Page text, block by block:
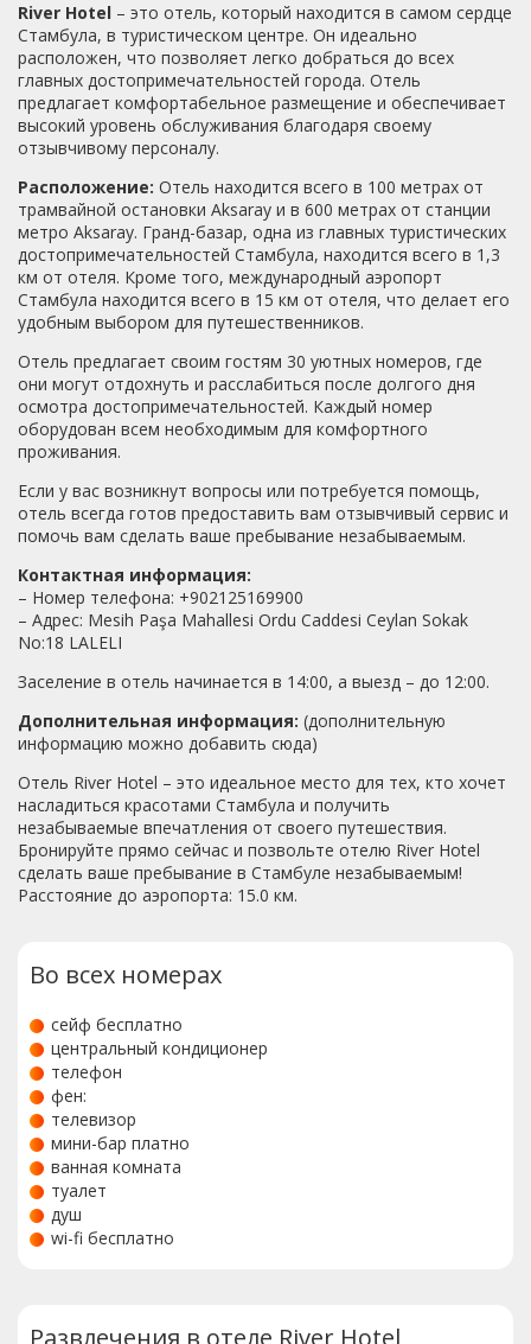
River Hotel – это отель, который находится в самом сердце
Стамбула, в туристическом центре. Он идеально
расположен, что позволяет легко добраться до всех
главных достопримечательностей города. Отель
предлагает комфортабельное размещение и обеспечивает
высокий уровень обслуживания благодаря своему
отзывчивому персоналу.
Расположение: Отель находится всего в 100 метрах от
трамвайной остановки Aksaray и в 600 метрах от станции
метро Aksaray. Гранд-базар, одна из главных туристических
достопримечательностей Стамбула, находится всего в 1,3
км от отеля. Кроме того, международный аэропорт
Стамбула находится всего в 15 км от отеля, что делает его
удобным выбором для путешественников.
Отель предлагает своим гостям 30 уютных номеров, где
они могут отдохнуть и расслабиться после долгого дня
осмотра достопримечательностей. Каждый номер
оборудован всем необходимым для комфортного
проживания.
Если у вас возникнут вопросы или потребуется помощь,
отель всегда готов предоставить вам отзывчивый сервис и
помочь вам сделать ваше пребывание незабываемым.
Контактная информация:
– Номер телефона: +902125169900
– Адрес: Mesih Paşa Mahallesi Ordu Caddesi Ceylan Sokak
No:18 LALELI
Заселение в отель начинается в 14:00, а выезд – до 12:00.
Дополнительная информация: (дополнительную
информацию можно добавить сюда)
Отель River Hotel – это идеальное место для тех, кто хочет
насладиться красотами Стамбула и получить
незабываемые впечатления от своего путешествия.
Бронируйте прямо сейчас и позвольте отелю River Hotel
сделать ваше пребывание в Стамбуле незабываемым!
Расстояние до аэропорта: 15.0 км.
Во всех номерах
сейф бесплатно
центральный кондиционер
телефон
фен:
телевизор
мини-бар платно
ванная комната
туалет
душ
wi-fi бесплатно